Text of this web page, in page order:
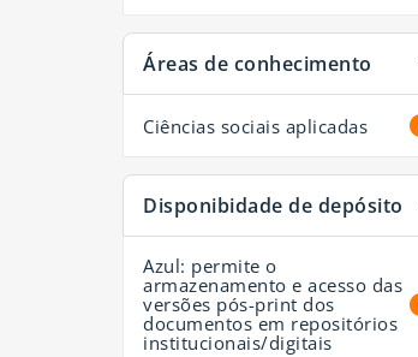
Áreas de conhecimento
Ciências sociais aplicadas
Disponibidade de depósito
Azul: permite o
armazenamento e acesso das
versões pós-print dos
documentos em repositórios
institucionais/digitais